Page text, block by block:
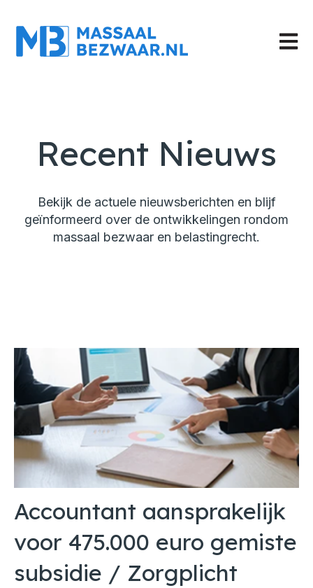
Recent Nieuws
Bekijk de actuele nieuwsberichten en blijf
geïnformeerd over de ontwikkelingen rondom
massaal bezwaar en belastingrecht.
Accountant aansprakelijk
voor 475.000 euro gemiste
subsidie / Zorgplicht